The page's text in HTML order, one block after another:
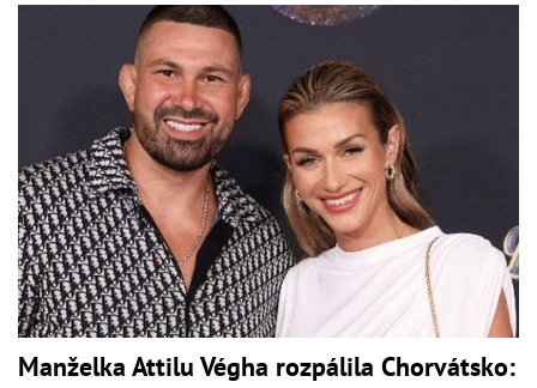
Manželka Attilu Végha rozpálila Chorvátsko: